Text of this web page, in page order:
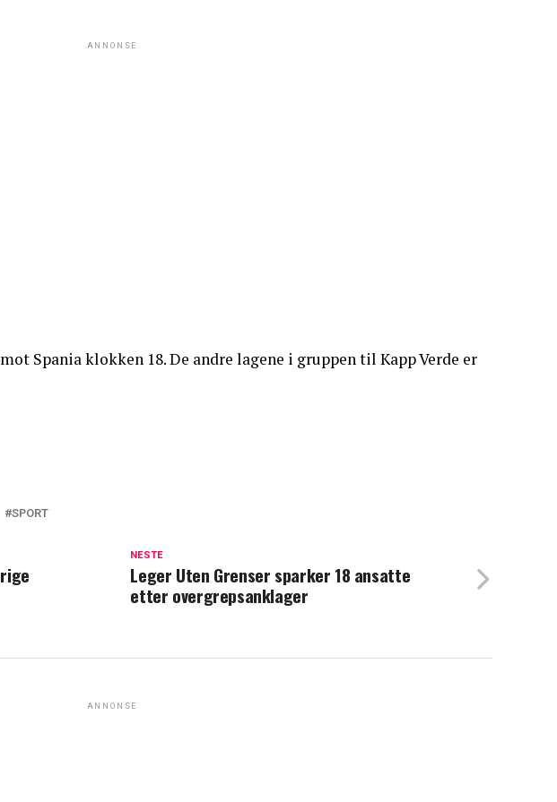
ANNONSE
Spania klokken 18. De andre lagene i gruppen til Kapp Verde er
SPORT
NESTE
Leger Uten Grenser sparker 18 ansatte
etter overgrepsanklager
ANNONSE